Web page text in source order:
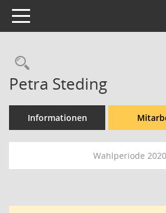
Toggle navigation
Rechercheauswahl
Petra Steding
Informationen
Wahlperiode